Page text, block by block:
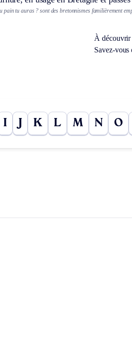
pain tu auras ? sont des bretonnismes familièrement
À découvrir
Savez-
I J K L M N O